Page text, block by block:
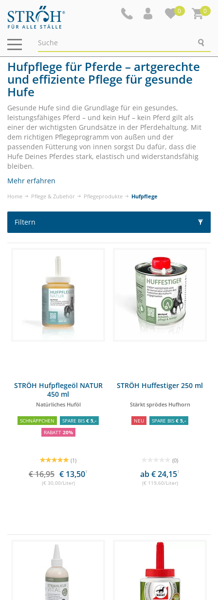
0 0
Navigation
ein-/ausblenden
Hufpflege für Pferde – artgerechte
und effiziente Pflege für gesunde
Hufe
Gesunde Hufe sind die Grundlage für ein gesundes,
leistungsfähiges Pferd – und kein Huf – kein Pferd gilt als
einer der wichtigsten Grundsätze in der Pferdehaltung. Mit
dem richtigen Pflegeprogramm von außen und der
passenden Fütterung von innen sorgst Du dafür, dass die
Hufe Deines Pferdes stark, elastisch und widerstandsfähig
bleiben.
Mehr erfahren
Home Pflege & Zubehör Pflegeprodukte Hufpflege
Filtern
STRÖH Hufpflegeöl NATUR
450 ml
Natürliches Huföl
SCHNÄPPCHEN SPARE BIS € 5,-
RABATT 20%
(1)
€ 16,95 € 13,501
(€ 30,00/Liter)
STRÖH Huffestiger 250 ml
Stärkt sprödes Hufhorn
NEU SPARE BIS € 5,-
(0)
ab € 24,151
(€ 119,60/Liter)